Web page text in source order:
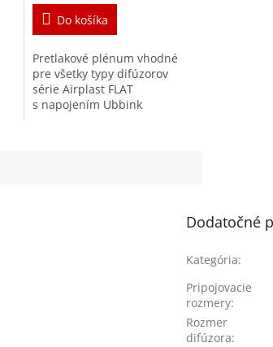
Do košíka
Pretlakové plénum vhodné
pre všetky typy difúzorov
série Airplast FLAT
s napojením Ubbink
Dodatočné
Kategória:
Pripojovacie
rozmery:
Rozmer
difúzora: